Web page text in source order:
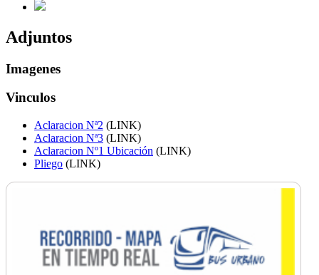
Adjuntos
Imagenes
Vinculos
Aclaracion Nª2 (LINK)
Aclaracion Nª3 (LINK)
Aclaracion Nº1 Ubicación (LINK)
Pliego (LINK)